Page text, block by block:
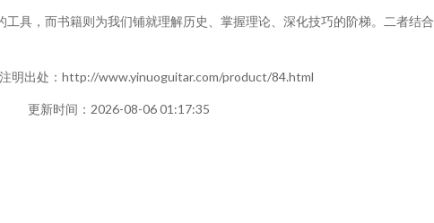
具，而书籍则为我们铺就理解历史、掌握理论、深化技巧的阶梯。二者结
明出处：http://www.yinuoguitar.com/product/84.html
更新时间：2026-08-06 01:17:35